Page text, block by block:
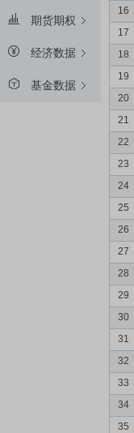
期货期权
经济数据
基金数据
16
17
18
19
20
21
22
23
24
25
26
27
28
29
30
31
32
33
34
35